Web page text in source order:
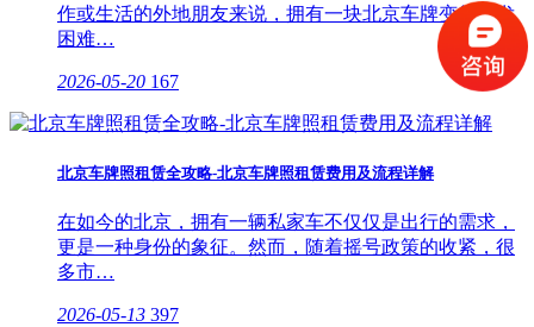
作或生活的外地朋友来说，拥有一块北京车牌变得愈发
困难…
2026-05-20 167
北京车牌照租赁全攻略-北京车牌照租赁费用及流程详解
在如今的北京，拥有一辆私家车不仅仅是出行的需求，
更是一种身份的象征。然而，随着摇号政策的收紧，很
多市…
2026-05-13 397